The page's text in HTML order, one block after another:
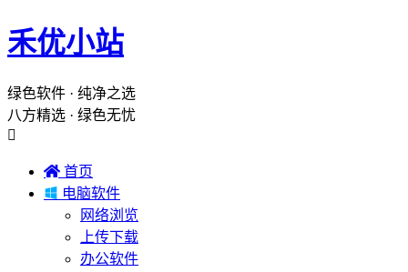
禾优小站
绿色软件 · 纯净之选
八方精选 · 绿色无忧

 首页
 电脑软件
网络浏览
上传下载
办公软件